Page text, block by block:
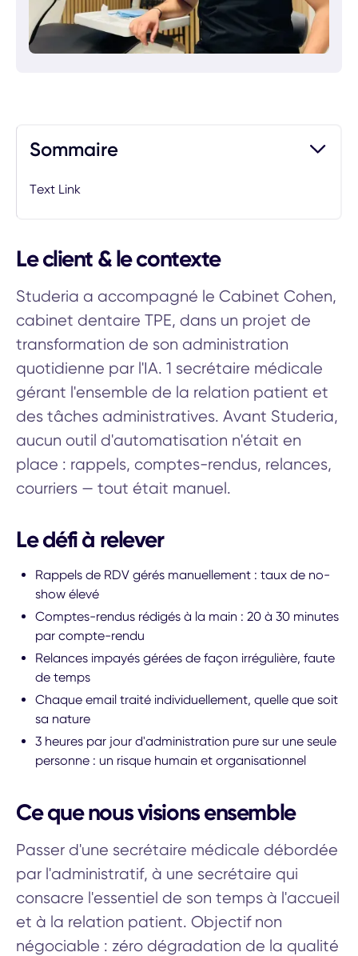
Le client & le contexte
Studeria a accompagné le Cabinet Cohen,
cabinet dentaire TPE, dans un projet de
transformation de son administration
quotidienne par l'IA. 1 secrétaire médicale
gérant l'ensemble de la relation patient et
des tâches administratives. Avant Studeria,
aucun outil d'automatisation n'était en
place : rappels, comptes-rendus, relances,
courriers — tout était manuel.
Le défi à relever
Rappels de RDV gérés manuellement : taux de no-
show élevé
Comptes-rendus rédigés à la main : 20 à 30 minutes
par compte-rendu
Relances impayés gérées de façon irrégulière, faute
de temps
Chaque email traité individuellement, quelle que soit
sa nature
3 heures par jour d'administration pure sur une seule
personne : un risque humain et organisationnel
Ce que nous visions ensemble
Passer d'une secrétaire médicale débordée
par l'administratif, à une secrétaire qui
consacre l'essentiel de son temps à l'accueil
et à la relation patient. Objectif non
négociable : zéro dégradation de la qualité
Sommaire
Text Link